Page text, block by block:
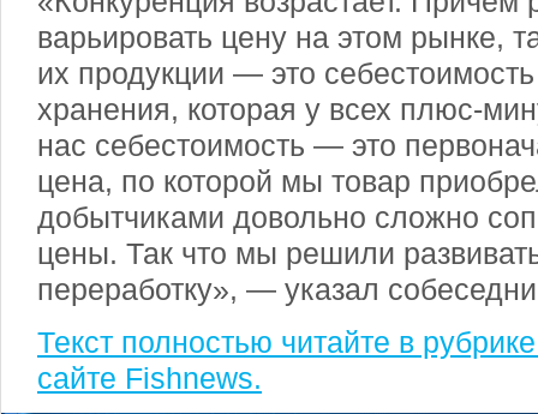
варьировать цену на этом рынке,
их продукции — это
хранения, которая у всех плюс-
нас себестоимость — это
цена, по которой мы товар
добытчиками довольно сложно
цены. Так что мы решили
переработку», — указал
Текст полностью читайте в
сайте Fishnews.